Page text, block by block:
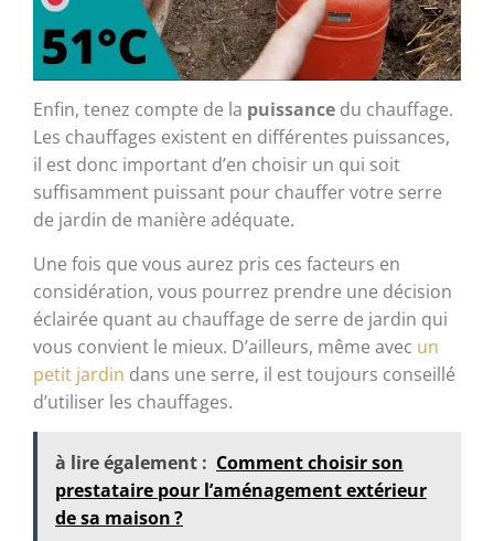
Enfin, tenez compte de la puissance du chauffage.
Les chauffages existent en différentes puissances,
il est donc important d’en choisir un qui soit
suffisamment puissant pour chauffer votre serre
de jardin de manière adéquate.
Une fois que vous aurez pris ces facteurs en
considération, vous pourrez prendre une décision
éclairée quant au chauffage de serre de jardin qui
vous convient le mieux. D’ailleurs, même avec un
petit jardin dans une serre, il est toujours conseillé
d’utiliser les chauffages.
à lire également : Comment choisir son
prestataire pour l’aménagement extérieur
de sa maison ?